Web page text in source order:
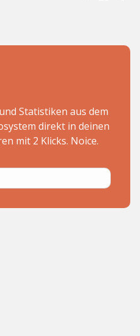
Statistiken aus dem
direkt in deinen
mit 2 Klicks. Noice.